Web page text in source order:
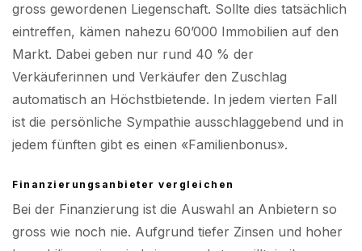
gross gewordenen Liegenschaft. Sollte dies tatsächlich
eintreffen, kämen nahezu 60’000 Immobilien auf den
Markt. Dabei geben nur rund 40 % der
Verkäuferinnen und Verkäufer den Zuschlag
automatisch an Höchstbietende. In jedem vierten Fall
ist die persönliche Sympathie ausschlaggebend und in
jedem fünften gibt es einen «Familienbonus».
Finanzierungsanbieter vergleichen
Bei der Finanzierung ist die Auswahl an Anbietern so
gross wie noch nie. Aufgrund tiefer Zinsen und hoher